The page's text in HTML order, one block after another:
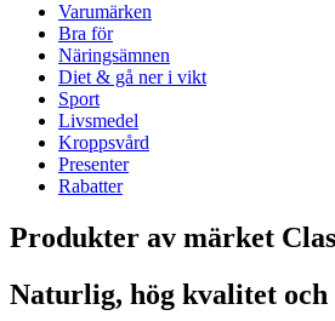
Varumärken
Bra för
Näringsämnen
Diet & gå ner i vikt
Sport
Livsmedel
Kroppsvård
Presenter
Rabatter
Produkter av märket
Naturlig, hög kvalitet